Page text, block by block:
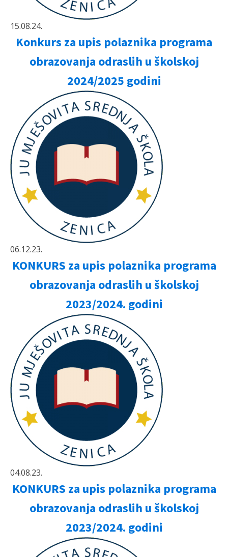
15.08.24.
Konkurs za upis polaznika programa
obrazovanja odraslih u školskoj
2024/2025 godini
06.12.23.
KONKURS za upis polaznika programa
obrazovanja odraslih u školskoj
2023/2024. godini
04.08.23.
KONKURS za upis polaznika programa
obrazovanja odraslih u školskoj
2023/2024. godini